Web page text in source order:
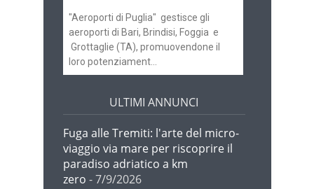
"Aeroporti di Puglia" gestisce gli
aeroporti di Bari, Brindisi, Foggia e
Grottaglie (TA), promuovendone il
loro potenziament...
ULTIMI ANNUNCI
Fuga alle Tremiti: l'arte del micro-
viaggio via mare per riscoprire il
paradiso adriatico a km
zero - 7/9/2026